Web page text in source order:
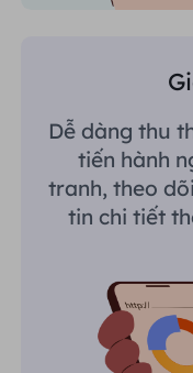
Dễ dàng thu
tiến hành
tranh, theo
tin chi tiết